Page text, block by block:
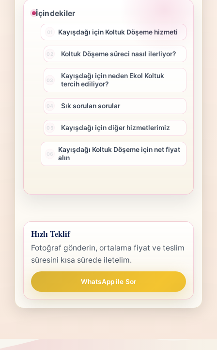
İçindekiler
Kayışdağı için Koltuk Döşeme hizmeti
Koltuk Döşeme süreci nasıl ilerliyor?
Kayışdağı için neden Ekol Koltuk
tercih ediliyor?
Sık sorulan sorular
Kayışdağı için diğer hizmetlerimiz
Kayışdağı Koltuk Döşeme için net fiyat
alın
Hızlı Teklif
Fotoğraf gönderin, ortalama fiyat ve teslim
süresini kısa sürede iletelim.
WhatsApp ile Sor